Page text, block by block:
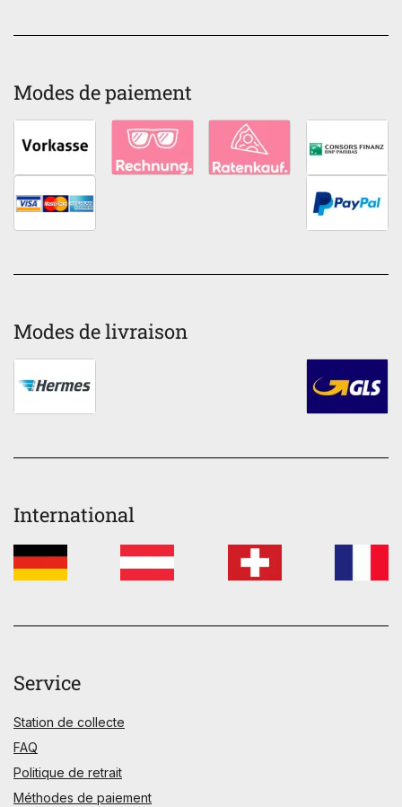
Modes de paiement
Modes de livraison
International
Service
Station de collecte
FAQ
Politique de retrait
Méthodes de paiement